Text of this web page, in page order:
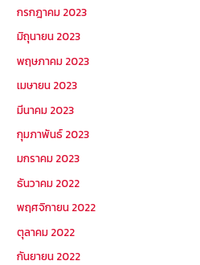
กรกฎาคม 2023
มิถุนายน 2023
พฤษภาคม 2023
เมษายน 2023
มีนาคม 2023
กุมภาพันธ์ 2023
มกราคม 2023
ธันวาคม 2022
พฤศจิกายน 2022
ตุลาคม 2022
กันยายน 2022